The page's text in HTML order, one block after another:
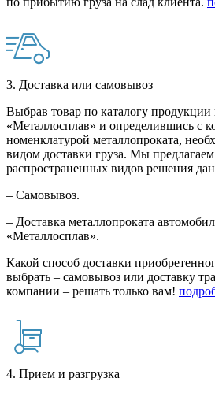
3. Доставка или самовывоз
Выбрав товар по каталогу
«Металлосплав» и определившись с
номенклатурой металлопроката,
видом доставки груза. Мы
распространенных видов решения
– Самовывоз.
– Доставка металлопроката
«Металлосплав».
Какой способ доставки
выбрать – самовывоз или доставку
компании – решать только вам!
4. Прием и разгрузка